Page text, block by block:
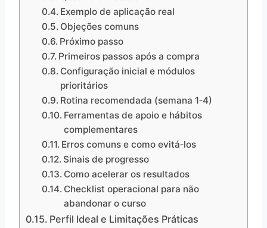
Exemplo de aplicação real
Objeções comuns
Próximo passo
Primeiros passos após a compra
Configuração inicial e módulos
prioritários
Rotina recomendada (semana 1‑4)
Ferramentas de apoio e hábitos
complementares
Erros comuns e como evitá‑los
Sinais de progresso
Como acelerar os resultados
Checklist operacional para não
abandonar o curso
Perfil Ideal e Limitações Práticas